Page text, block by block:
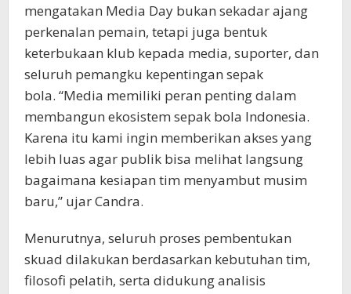
mengatakan Media Day bukan sekadar ajang
perkenalan pemain, tetapi juga bentuk
keterbukaan klub kepada media, suporter, dan
seluruh pemangku kepentingan sepak
bola. “Media memiliki peran penting dalam
membangun ekosistem sepak bola Indonesia.
Karena itu kami ingin memberikan akses yang
lebih luas agar publik bisa melihat langsung
bagaimana kesiapan tim menyambut musim
baru,” ujar Candra.
Menurutnya, seluruh proses pembentukan
skuad dilakukan berdasarkan kebutuhan tim,
filosofi pelatih, serta didukung analisis